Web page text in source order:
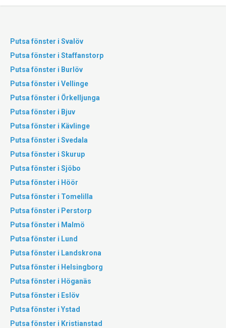
Putsa fönster i Svalöv
Putsa fönster i Staffanstorp
Putsa fönster i Burlöv
Putsa fönster i Vellinge
Putsa fönster i Örkelljunga
Putsa fönster i Bjuv
Putsa fönster i Kävlinge
Putsa fönster i Svedala
Putsa fönster i Skurup
Putsa fönster i Sjöbo
Putsa fönster i Höör
Putsa fönster i Tomelilla
Putsa fönster i Perstorp
Putsa fönster i Malmö
Putsa fönster i Lund
Putsa fönster i Landskrona
Putsa fönster i Helsingborg
Putsa fönster i Höganäs
Putsa fönster i Eslöv
Putsa fönster i Ystad
Putsa fönster i Kristianstad